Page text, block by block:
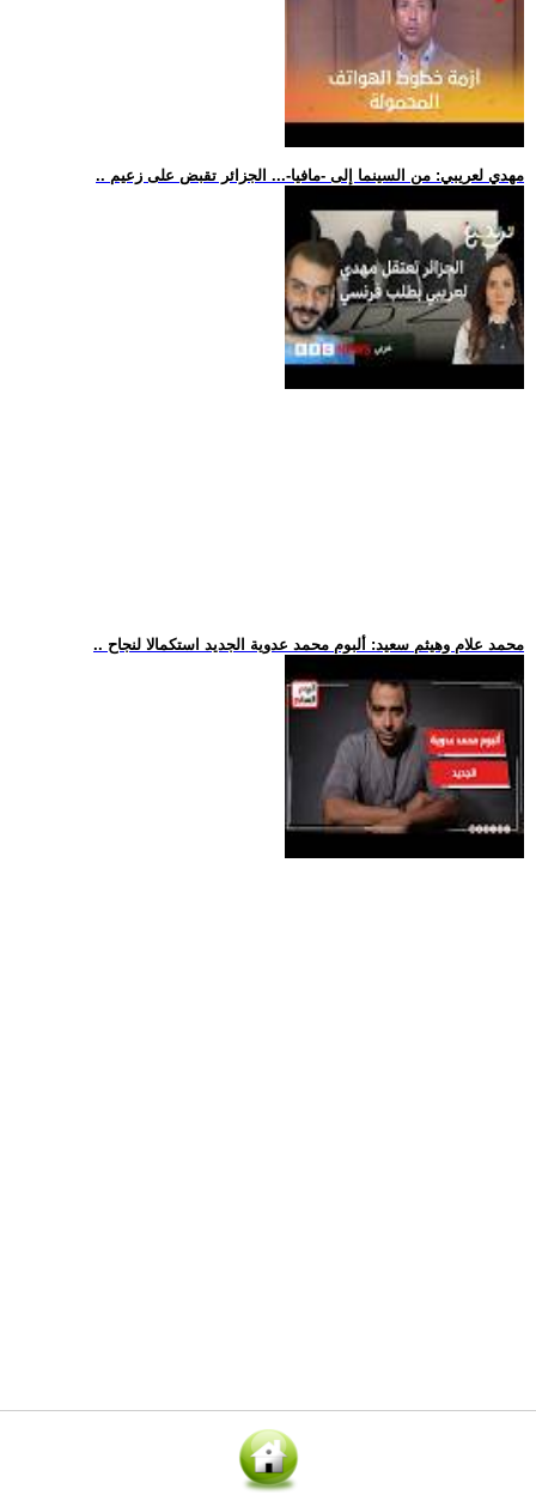
.. مهدي لعريبي: من السينما إلى -مافيا-... الجزائر تقبض على زعيم
.. محمد علام وهيثم سعيد: ألبوم محمد عدوية الجديد استكمالا لنجاح